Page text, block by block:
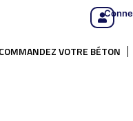
COMMANDEZ VOTRE BÉTON